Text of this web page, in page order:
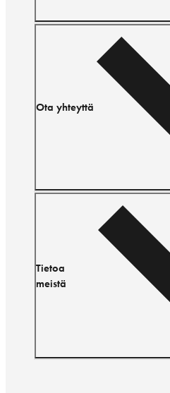
Ota yhteyttä
Tietoa
meistä